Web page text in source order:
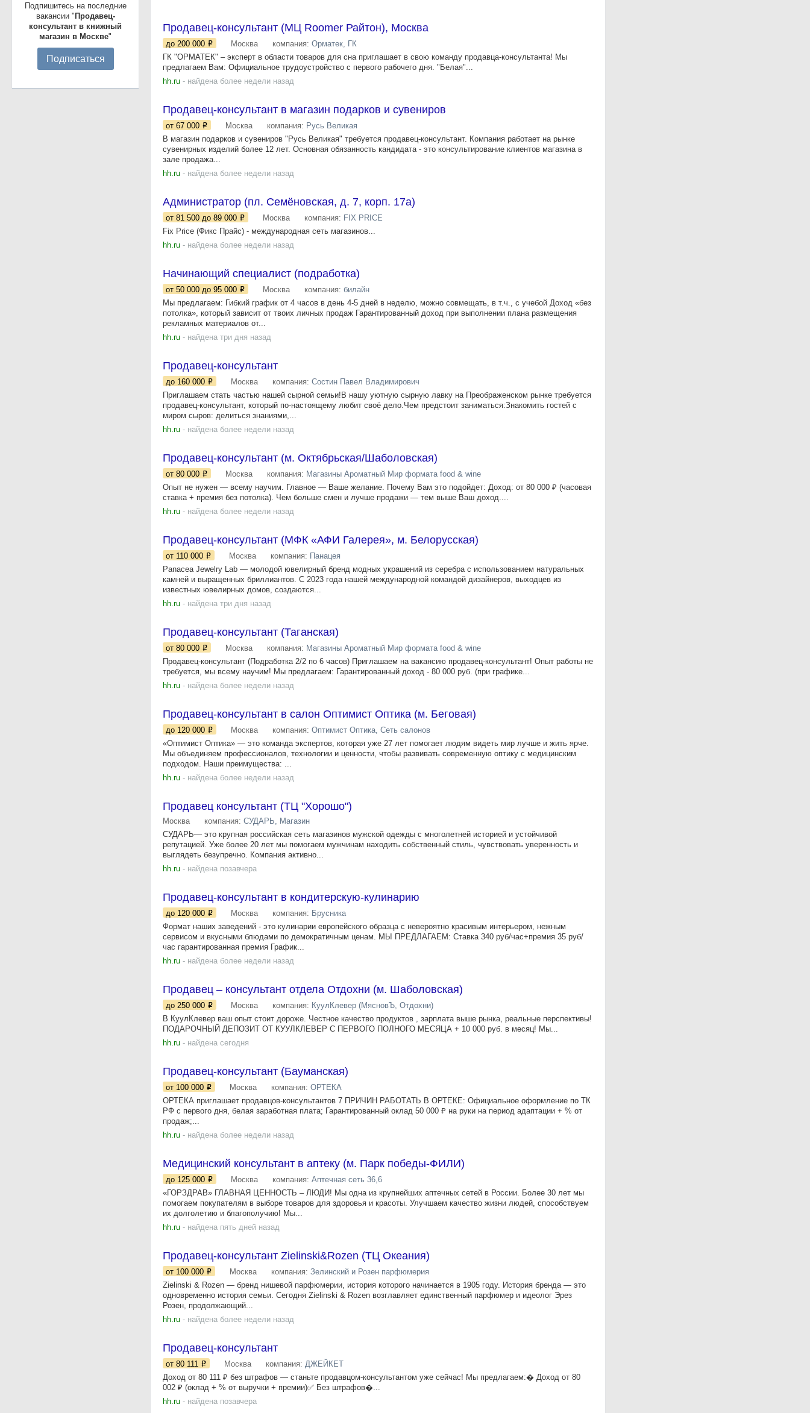
Продавец-консультант (МЦ Roomer Райтон), Москва
до 200 000 Москва компания: Орматек, ГК
ГК "ОРМАТЕК" – эксперт в области товаров для сна приглашает в свою команду продавца-консультанта! Мы
предлагаем Вам: Официальное трудоустройство с первого рабочего дня. "Белая"...
hh.ru - найдена более недели назад
Продавец-консультант в магазин подарков и сувениров
от 67 000 Москва компания: Русь Великая
В магазин подарков и сувениров "Русь Великая" требуется продавец-консультант. Компания работает на рынке
сувенирных изделий более 12 лет. Основная обязанность кандидата - это консультирование клиентов магазина в
зале продажа...
hh.ru - найдена более недели назад
Администратор (пл. Семёновская, д. 7, корп. 17а)
от 81 500 до 89 000 Москва компания: FIX PRICE
Fix Price (Фикс Прайс) - международная сеть магазинов...
hh.ru - найдена более недели назад
Начинающий специалист (подработка)
от 50 000 до 95 000 Москва компания: билайн
Мы предлагаем: Гибкий график от 4 часов в день 4-5 дней в неделю, можно совмещать, в т.ч., с учебой Доход «без
потолка», который зависит от твоих личных продаж Гарантированный доход при выполнении плана размещения
рекламных материалов от...
hh.ru - найдена три дня назад
Продавец-консультант
до 160 000 Москва компания: Состин Павел Владимирович
Приглашаем стать частью нашей сырной семьи!В нашу уютную сырную лавку на Преображенском рынке требуется
продавец-консультант, который по-настоящему любит своё дело.Чем предстоит заниматься:Знакомить гостей с
миром сыров: делиться знаниями,...
hh.ru - найдена более недели назад
Продавец-консультант (м. Октябрьская/Шаболовская)
от 80 000 Москва компания: Магазины Ароматный Мир формата food & wine
Опыт не нужен — всему научим. Главное — Ваше желание. Почему Вам это подойдет: Доход: от 80 000 ₽ (часовая
ставка + премия без потолка). Чем больше смен и лучше продажи — тем выше Ваш доход....
hh.ru - найдена более недели назад
Продавец-консультант (МФК «АФИ Галерея», м. Белорусская)
от 110 000 Москва компания: Панацея
Panacea Jewelry Lab — молодой ювелирный бренд модных украшений из серебра с использованием натуральных
камней и выращенных бриллиантов. С 2023 года нашей международной командой дизайнеров, выходцев из
известных ювелирных домов, создаются...
hh.ru - найдена три дня назад
Продавец-консультант (Таганская)
от 80 000 Москва компания: Магазины Ароматный Мир формата food & wine
Продавец-консультант (Подработка 2/2 по 6 часов) Приглашаем на вакансию продавец-консультант! Опыт работы не
требуется, мы всему научим! Мы предлагаем: Гарантированный доход - 80 000 руб. (при графике...
hh.ru - найдена более недели назад
Продавец-консультант в салон Оптимист Оптика (м. Беговая)
до 120 000 Москва компания: Оптимист Оптика, Сеть салонов
«Оптимист Оптика» — это команда экспертов, которая уже 27 лет помогает людям видеть мир лучше и жить ярче.
Мы объединяем профессионалов, технологии и ценности, чтобы развивать современную оптику с медицинским
подходом. Наши преимущества: ...
hh.ru - найдена более недели назад
Продавец консультант (ТЦ "Хорошо")
Москва компания: СУДАРЬ, Магазин
СУДАРЬ— это крупная российская сеть магазинов мужской одежды с многолетней историей и устойчивой
репутацией. Уже более 20 лет мы помогаем мужчинам находить собственный стиль, чувствовать уверенность и
выглядеть безупречно. Компания активно...
hh.ru - найдена позавчера
Продавец-консультант в кондитерскую-кулинарию
до 120 000 Москва компания: Брусника
Формат наших заведений - это кулинарии европейского образца с невероятно красивым интерьером, нежным
сервисом и вкусными блюдами по демократичным ценам. МЫ ПРЕДЛАГАЕМ: Ставка 340 руб/час+премия 35 руб/
час гарантированная премия График...
hh.ru - найдена более недели назад
Продавец – консультант отдела Отдохни (м. Шаболовская)
до 250 000 Москва компания: КуулКлевер (МясновЪ, Отдохни)
В КуулКлевер ваш опыт стоит дороже. Честное качество продуктов , зарплата выше рынка, реальные перспективы!
ПОДАРОЧНЫЙ ДЕПОЗИТ ОТ КУУЛКЛЕВЕР С ПЕРВОГО ПОЛНОГО МЕСЯЦА + 10 000 руб. в месяц! Мы...
hh.ru - найдена сегодня
Продавец-консультант (Бауманская)
от 100 000 Москва компания: ОРТЕКА
ОРТЕКА приглашает продавцов-консультантов 7 ПРИЧИН РАБОТАТЬ В ОРТЕКЕ: Официальное оформление по ТК
РФ с первого дня, белая заработная плата; Гарантированный оклад 50 000 ₽ на руки на период адаптации + % от
продаж;...
hh.ru - найдена более недели назад
Медицинский консультант в аптеку (м. Парк победы-ФИЛИ)
до 125 000 Москва компания: Аптечная сеть 36,6
«ГОРЗДРАВ» ГЛАВНАЯ ЦЕННОСТЬ – ЛЮДИ! Мы одна из крупнейших аптечных сетей в России. Более 30 лет мы
помогаем покупателям в выборе товаров для здоровья и красоты. Улучшаем качество жизни людей, способствуем
их долголетию и благополучию! Мы...
hh.ru - найдена пять дней назад
Продавец-консультант Zielinski&Rozen (ТЦ Океания)
от 100 000 Москва компания: Зелинский и Розен парфюмерия
Zielinski & Rozen — бренд нишевой парфюмерии, история которого начинается в 1905 году. История бренда — это
одновременно история семьи. Сегодня Zielinski & Rozen возглавляет единственный парфюмер и идеолог Эрез
Розен, продолжающий...
hh.ru - найдена более недели назад
Продавец-консультант
от 80 111 Москва компания: ДЖЕЙКЕТ
Доход от 80 111 ₽ без штрафов — станьте продавцом-консультантом уже сейчас! Мы предлагаем:� Доход от 80
002 ₽ (оклад + % от выручки + премии)✅ Без штрафов�...
hh.ru - найдена позавчера
Подпишитесь на последние
вакансии " Продавец-
консультант в книжный
магазин в Москве"
Подписаться